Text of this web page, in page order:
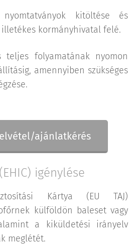
kitöltése és
illetékes kormányhivatal felé.
teljes folyamatának nyomon
amennyiben szükséges
ajánlatkérés
igénylése
Kártya (EU TAJ)
külföldön baleset vagy
a kiküldetési irányelv
meglétét.